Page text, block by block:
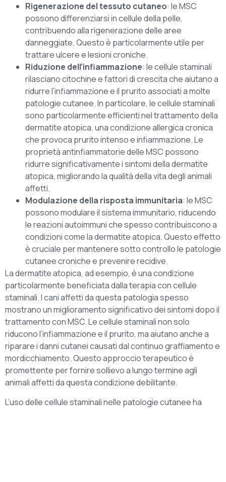
Rigenerazione del tessuto cutaneo: le MSC
possono differenziarsi in cellule della pelle,
contribuendo alla rigenerazione delle aree
danneggiate. Questo è particolarmente utile per
trattare ulcere e lesioni croniche.
Riduzione dell’infiammazione: le cellule staminali
rilasciano citochine e fattori di crescita che aiutano a
ridurre l’infiammazione e il prurito associati a molte
patologie cutanee. In particolare, le cellule staminali
sono particolarmente efficienti nel trattamento della
dermatite atopica, una condizione allergica cronica
che provoca prurito intenso e infiammazione. Le
proprietà antinfiammatorie delle MSC possono
ridurre significativamente i sintomi della dermatite
atopica, migliorando la qualità della vita degli animali
affetti.
Modulazione della risposta immunitaria: le MSC
possono modulare il sistema immunitario, riducendo
le reazioni autoimmuni che spesso contribuiscono a
condizioni come la dermatite atopica. Questo effetto
è cruciale per mantenere sotto controllo le patologie
cutanee croniche e prevenire recidive.
La dermatite atopica, ad esempio, è una condizione
particolarmente beneficiata dalla terapia con cellule
staminali. I cani affetti da questa patologia spesso
mostrano un miglioramento significativo dei sintomi dopo il
trattamento con MSC. Le cellule staminali non solo
riducono l’infiammazione e il prurito, ma aiutano anche a
riparare i danni cutanei causati dal continuo graffiamento e
mordicchiamento. Questo approccio terapeutico è
promettente per fornire sollievo a lungo termine agli
animali affetti da questa condizione debilitante.
L’uso delle cellule staminali nelle patologie cutanee ha